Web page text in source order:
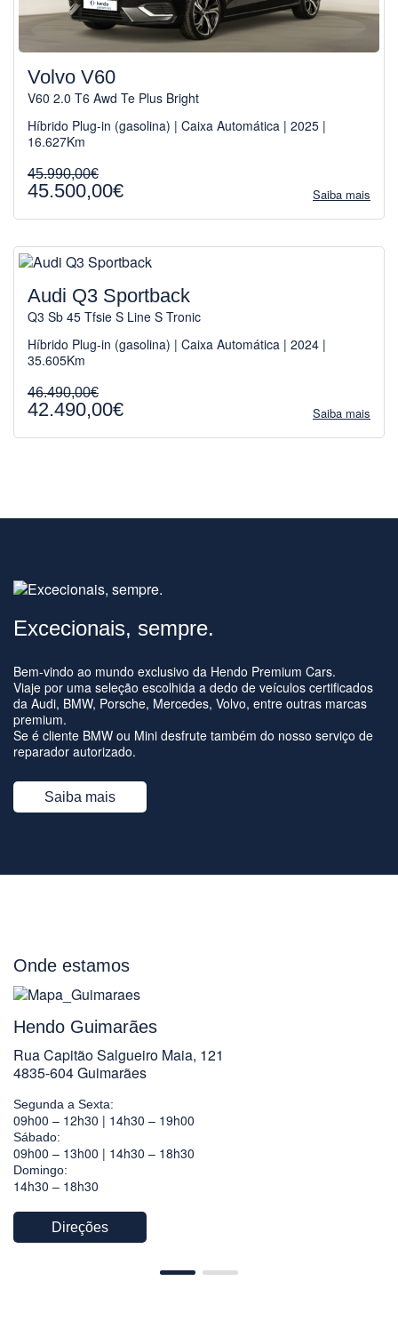
Volvo V60
V60 2.0 T6 Awd Te Plus Bright
Híbrido Plug-in (gasolina) | Caixa Automática | 2025 |
16.627Km
45.990,00€
45.500,00€ Saiba mais
Audi Q3 Sportback
Q3 Sb 45 Tfsie S Line S Tronic
Híbrido Plug-in (gasolina) | Caixa Automática | 2024 |
35.605Km
46.490,00€
42.490,00€ Saiba mais
Excecionais, sempre.
Bem-vindo ao mundo exclusivo da Hendo Premium Cars.
Viaje por uma seleção escolhida a dedo de veículos certificados
da Audi, BMW, Porsche, Mercedes, Volvo, entre outras marcas
premium.
Se é cliente BMW ou Mini desfrute também do nosso serviço de
reparador autorizado.
Saiba mais
Onde estamos
Hendo Guimarães
Rua Capitão Salgueiro Maia, 121
4835-604 Guimarães
Segunda a Sexta:
09h00 – 12h30 | 14h30 – 19h00
Sábado:
09h00 – 13h00 | 14h30 – 18h30
Domingo:
14h30 – 18h30
Direções